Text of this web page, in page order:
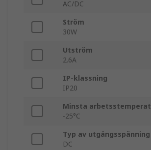
AC/DC
Ström
30W
Utström
2.6A
IP-klassning
IP20
Minsta
-25°C
Typ av utgångsspänning
DC